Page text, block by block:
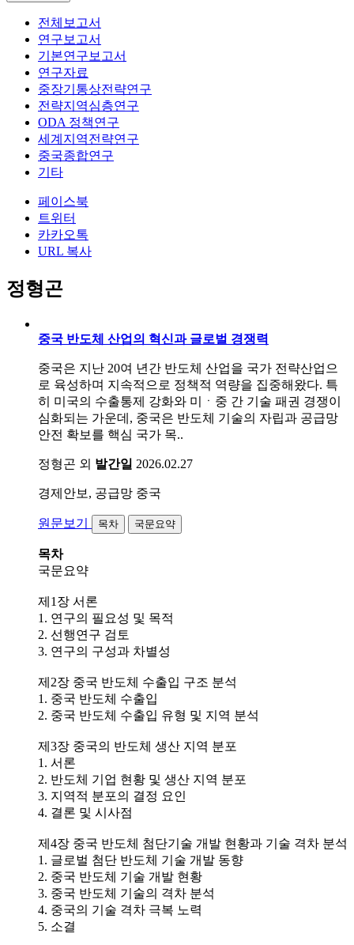
전체보고서
연구보고서
기본연구보고서
연구자료
중장기통상전략연구
전략지역심층연구
ODA 정책연구
세계지역전략연구
중국종합연구
기타
페이스북
트위터
카카오톡
URL 복사
정형곤
중국 반도체 산업의 혁신과 글로벌 경쟁력
중국은 지난 20여 년간 반도체 산업을 국가 전략산업으
로 육성하며 지속적으로 정책적 역량을 집중해왔다. 특
히 미국의 수출통제 강화와 미ㆍ중 간 기술 패권 경쟁이
심화되는 가운데, 중국은 반도체 기술의 자립과 공급망
안전 확보를 핵심 국가 목..
정형곤 외 발간일 2026.02.27
경제안보, 공급망 중국
원문보기 목차 국문요약
목차
국문요약
제1장 서론
1. 연구의 필요성 및 목적
2. 선행연구 검토
3. 연구의 구성과 차별성
제2장 중국 반도체 수출입 구조 분석
1. 중국 반도체 수출입
2. 중국 반도체 수출입 유형 및 지역 분석
제3장 중국의 반도체 생산 지역 분포
1. 서론
2. 반도체 기업 현황 및 생산 지역 분포
3. 지역적 분포의 결정 요인
4. 결론 및 시사점
제4장 중국 반도체 첨단기술 개발 현황과 기술 격차 분석
1. 글로벌 첨단 반도체 기술 개발 동향
2. 중국 반도체 기술 개발 현황
3. 중국 반도체 기술의 격차 분석
4. 중국의 기술 격차 극복 노력
5. 소결